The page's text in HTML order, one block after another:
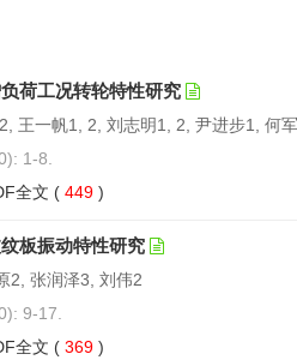
荷工况转轮特性研究
王一帆1, 2, 刘志明1, 2, 尹进步1, 何
1-8.
全文 ( 449 )
板振动特性研究
2, 张润泽3, 刘伟2
9-17.
全文 ( 369 )